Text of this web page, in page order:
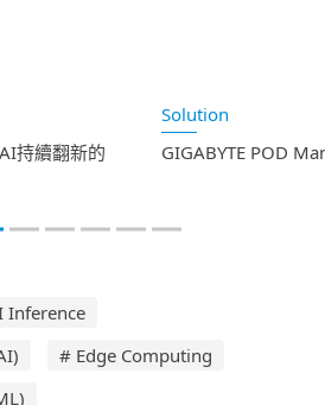
持續翻新的
Solution
GIGABYTE POD
Inference
# Edge Computing